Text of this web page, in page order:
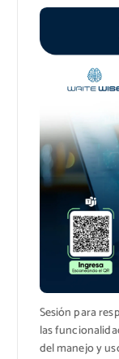
Sesión para
las
del manejo y